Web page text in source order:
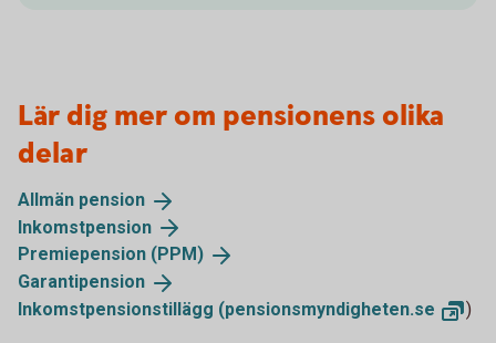
Lär dig mer om pensionens olika
delar
Allmän pension
Inkomstpension
Premiepension (PPM)
Garantipension
Inkomstpensionstillägg (pensionsmyndigheten.se )